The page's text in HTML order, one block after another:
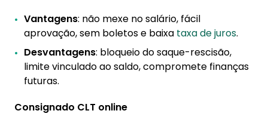
Vantagens: não mexe no salário, fácil
aprovação, sem boletos e baixa taxa de juros.
Desvantagens: bloqueio do saque-rescisão,
limite vinculado ao saldo, compromete finanças
futuras.
Consignado CLT online